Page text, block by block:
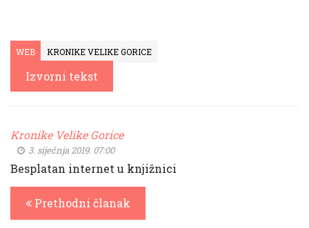
WEB KRONIKE VELIKE GORICE
Izvorni tekst
Kronike Velike Gorice
3. siječnja 2019. 07:00
Besplatan internet u knjižnici
Prethodni članak